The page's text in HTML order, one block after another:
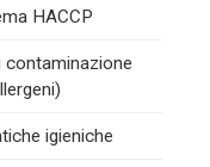
HACCP
contaminazione
igieniche